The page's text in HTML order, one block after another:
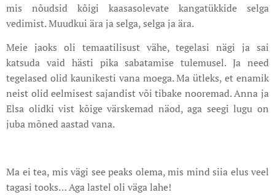
mis nõudsid kõigi kaasasolevate kangatükkide selga
vedimist. Muudkui ära ja selga, selga ja ära.
Meie jaoks oli temaatilisust vähe, tegelasi nägi ja sai
katsuda vaid hästi pika sabatamise tulemusel. Ja need
tegelased olid kaunikesti vana moega. Ma ütleks, et enamik
neist olid eelmisest sajandist või tibake nooremad. Anna ja
Elsa olidki vist kõige värskemad näod, aga seegi lugu on
juba mõned aastad vana.
Ma ei tea, mis vägi see peaks olema, mis mind siia elus veel
tagasi tooks… Aga lastel oli väga lahe!